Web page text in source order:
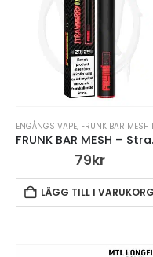
ENGÅNGS VAPE, FRUNK BAR MESH ENGÅNGS
79kr
LÄGG TILL I VARUKORG